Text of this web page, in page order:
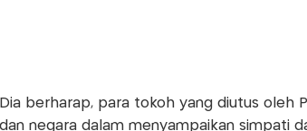
Dia berharap, para tokoh yang diutus oleh
dan negara dalam menyampaikan simpati